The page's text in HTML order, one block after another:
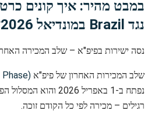
נגד Brazil במונדיאל 2026?
נסה ישירות בפיפ"א – שלב המכירה
שלב המכירות האחרון של פיפ"א (Last-Minute Sales Phase)
נפתח ב-1 באפריל 2026
רגילים – מכירה לפי כל הקודם זוכה.